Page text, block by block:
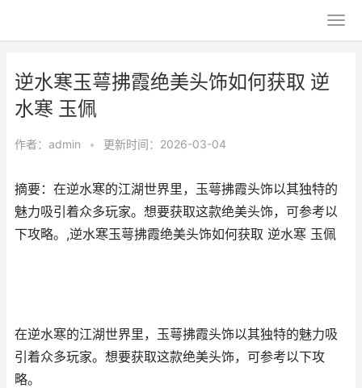
逆水寒玉萼拂霞绝美头饰如何获取 逆
水寒 玉佩
作者： admin • 更新时间：2026-03-04
摘要：在逆水寒的江湖世界里，玉萼拂霞头饰以其独特的
魅力吸引着众多玩家。想要获取这款绝美头饰，可参考以
下攻略。,逆水寒玉萼拂霞绝美头饰如何获取 逆水寒 玉佩
在逆水寒的江湖世界里，玉萼拂霞头饰以其独特的魅力吸
引着众多玩家。想要获取这款绝美头饰，可参考以下攻
略。